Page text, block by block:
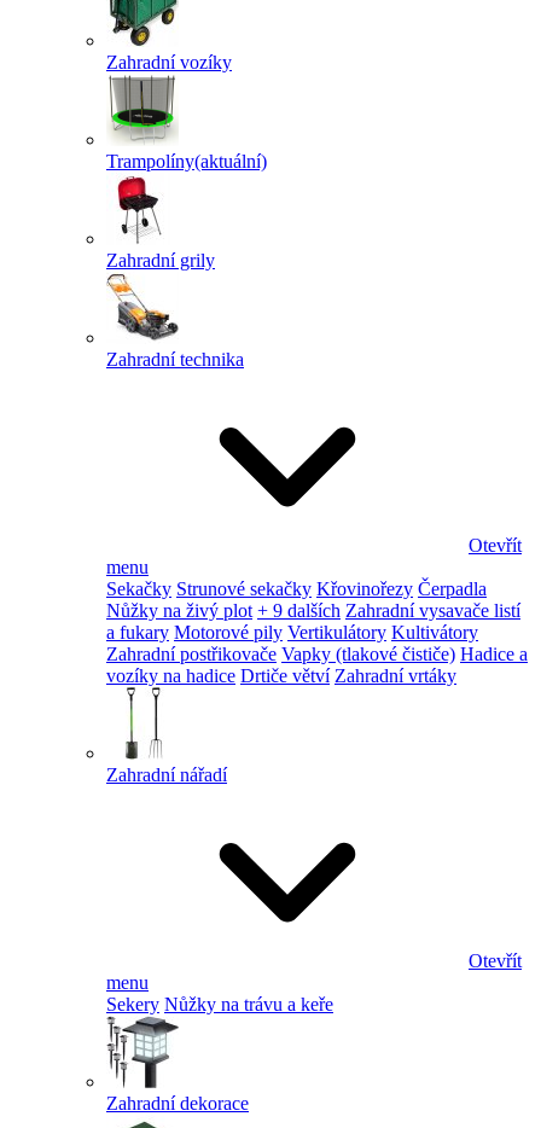
Zahradní vozíky
Trampolíny(aktuální)
Zahradní grily
Zahradní technika
Otevřít
menu
Sekačky Strunové sekačky Křovinořezy Čerpadla
Nůžky na živý plot + 9 dalších Zahradní vysavače listí
a fukary Motorové pily Vertikulátory Kultivátory
Zahradní postřikovače Vapky (tlakové čističe) Hadice a
vozíky na hadice Drtiče větví Zahradní vrtáky
Zahradní nářadí
Otevřít
menu
Sekery Nůžky na trávu a keře
Zahradní dekorace